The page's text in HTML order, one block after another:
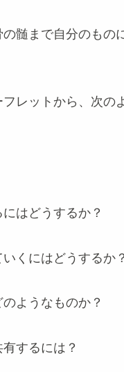
髄まで自分のもの
レットから、次の
はどうするか？
くにはどうするか？
ようなものか？
するには？